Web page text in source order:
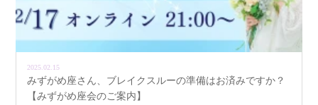
2025.02.15
みずがめ座さん、ブレイクスルーの準備はお済みですか？
【みずがめ座会のご案内】